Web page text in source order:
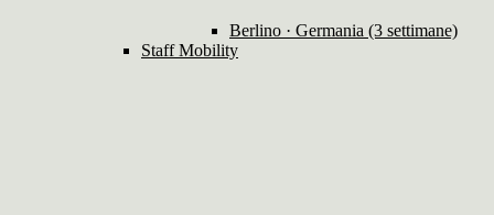
Berlino · Germania (3 settimane)
Staff Mobility